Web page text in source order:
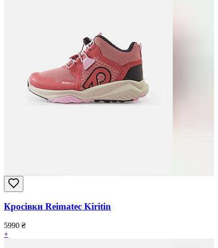
Кросівки Reimatec Kiritin
5990 ₴
+